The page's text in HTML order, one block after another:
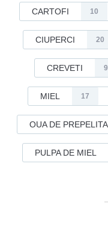
CARTOFI 10
CIUPERCI 20
CREVETI 9
MIEL 17
OUA DE PREPELITA
PULPA DE MIEL